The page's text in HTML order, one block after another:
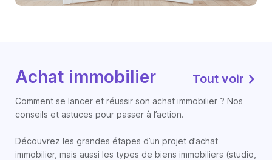
Achat immobilier Tout voir
Comment se lancer et réussir son achat immobilier ? Nos
conseils et astuces pour passer à l’action.
Découvrez les grandes étapes d’un projet d’achat
immobilier, mais aussi les types de biens immobiliers (studio,